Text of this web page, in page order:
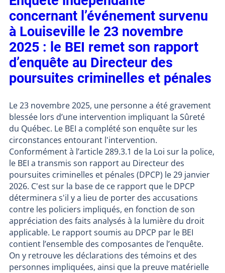
concernant l’événement survenu
à Louiseville le 23 novembre
2025 : le BEI remet son rapport
d’enquête au Directeur des
poursuites criminelles et pénales
Le 23 novembre 2025, une personne a été gravement
blessée lors d’une intervention impliquant la Sûreté
du Québec. Le BEI a complété son enquête sur les
circonstances entourant l'intervention.
Conformément à l’article 289.3.1 de la Loi sur la police,
le BEI a transmis son rapport au Directeur des
poursuites criminelles et pénales (DPCP) le 29 janvier
2026. C'est sur la base de ce rapport que le DPCP
déterminera s'il y a lieu de porter des accusations
contre les policiers impliqués, en fonction de son
appréciation des faits analysés à la lumière du droit
applicable. Le rapport soumis au DPCP par le BEI
contient l’ensemble des composantes de l’enquête.
On y retrouve les déclarations des témoins et des
personnes impliquées, ainsi que la preuve matérielle